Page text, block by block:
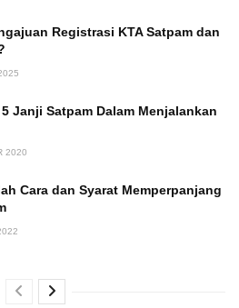
Registrasi KTA Satpam dan
Janji Satpam Dalam Menjalankan
2020
Cara dan Syarat Memperpanjang